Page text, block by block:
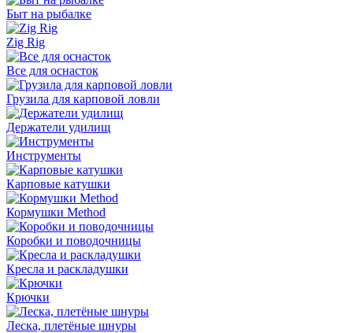
Быт на рыбалке
Zig Rig
Все для оснасток
Грузила для карповой ловли
Держатели удилищ
Инструменты
Карповые катушки
Кормушки Method
Коробки и поводочницы
Кресла и раскладушки
Крючки
Леска, плетёные шнуры